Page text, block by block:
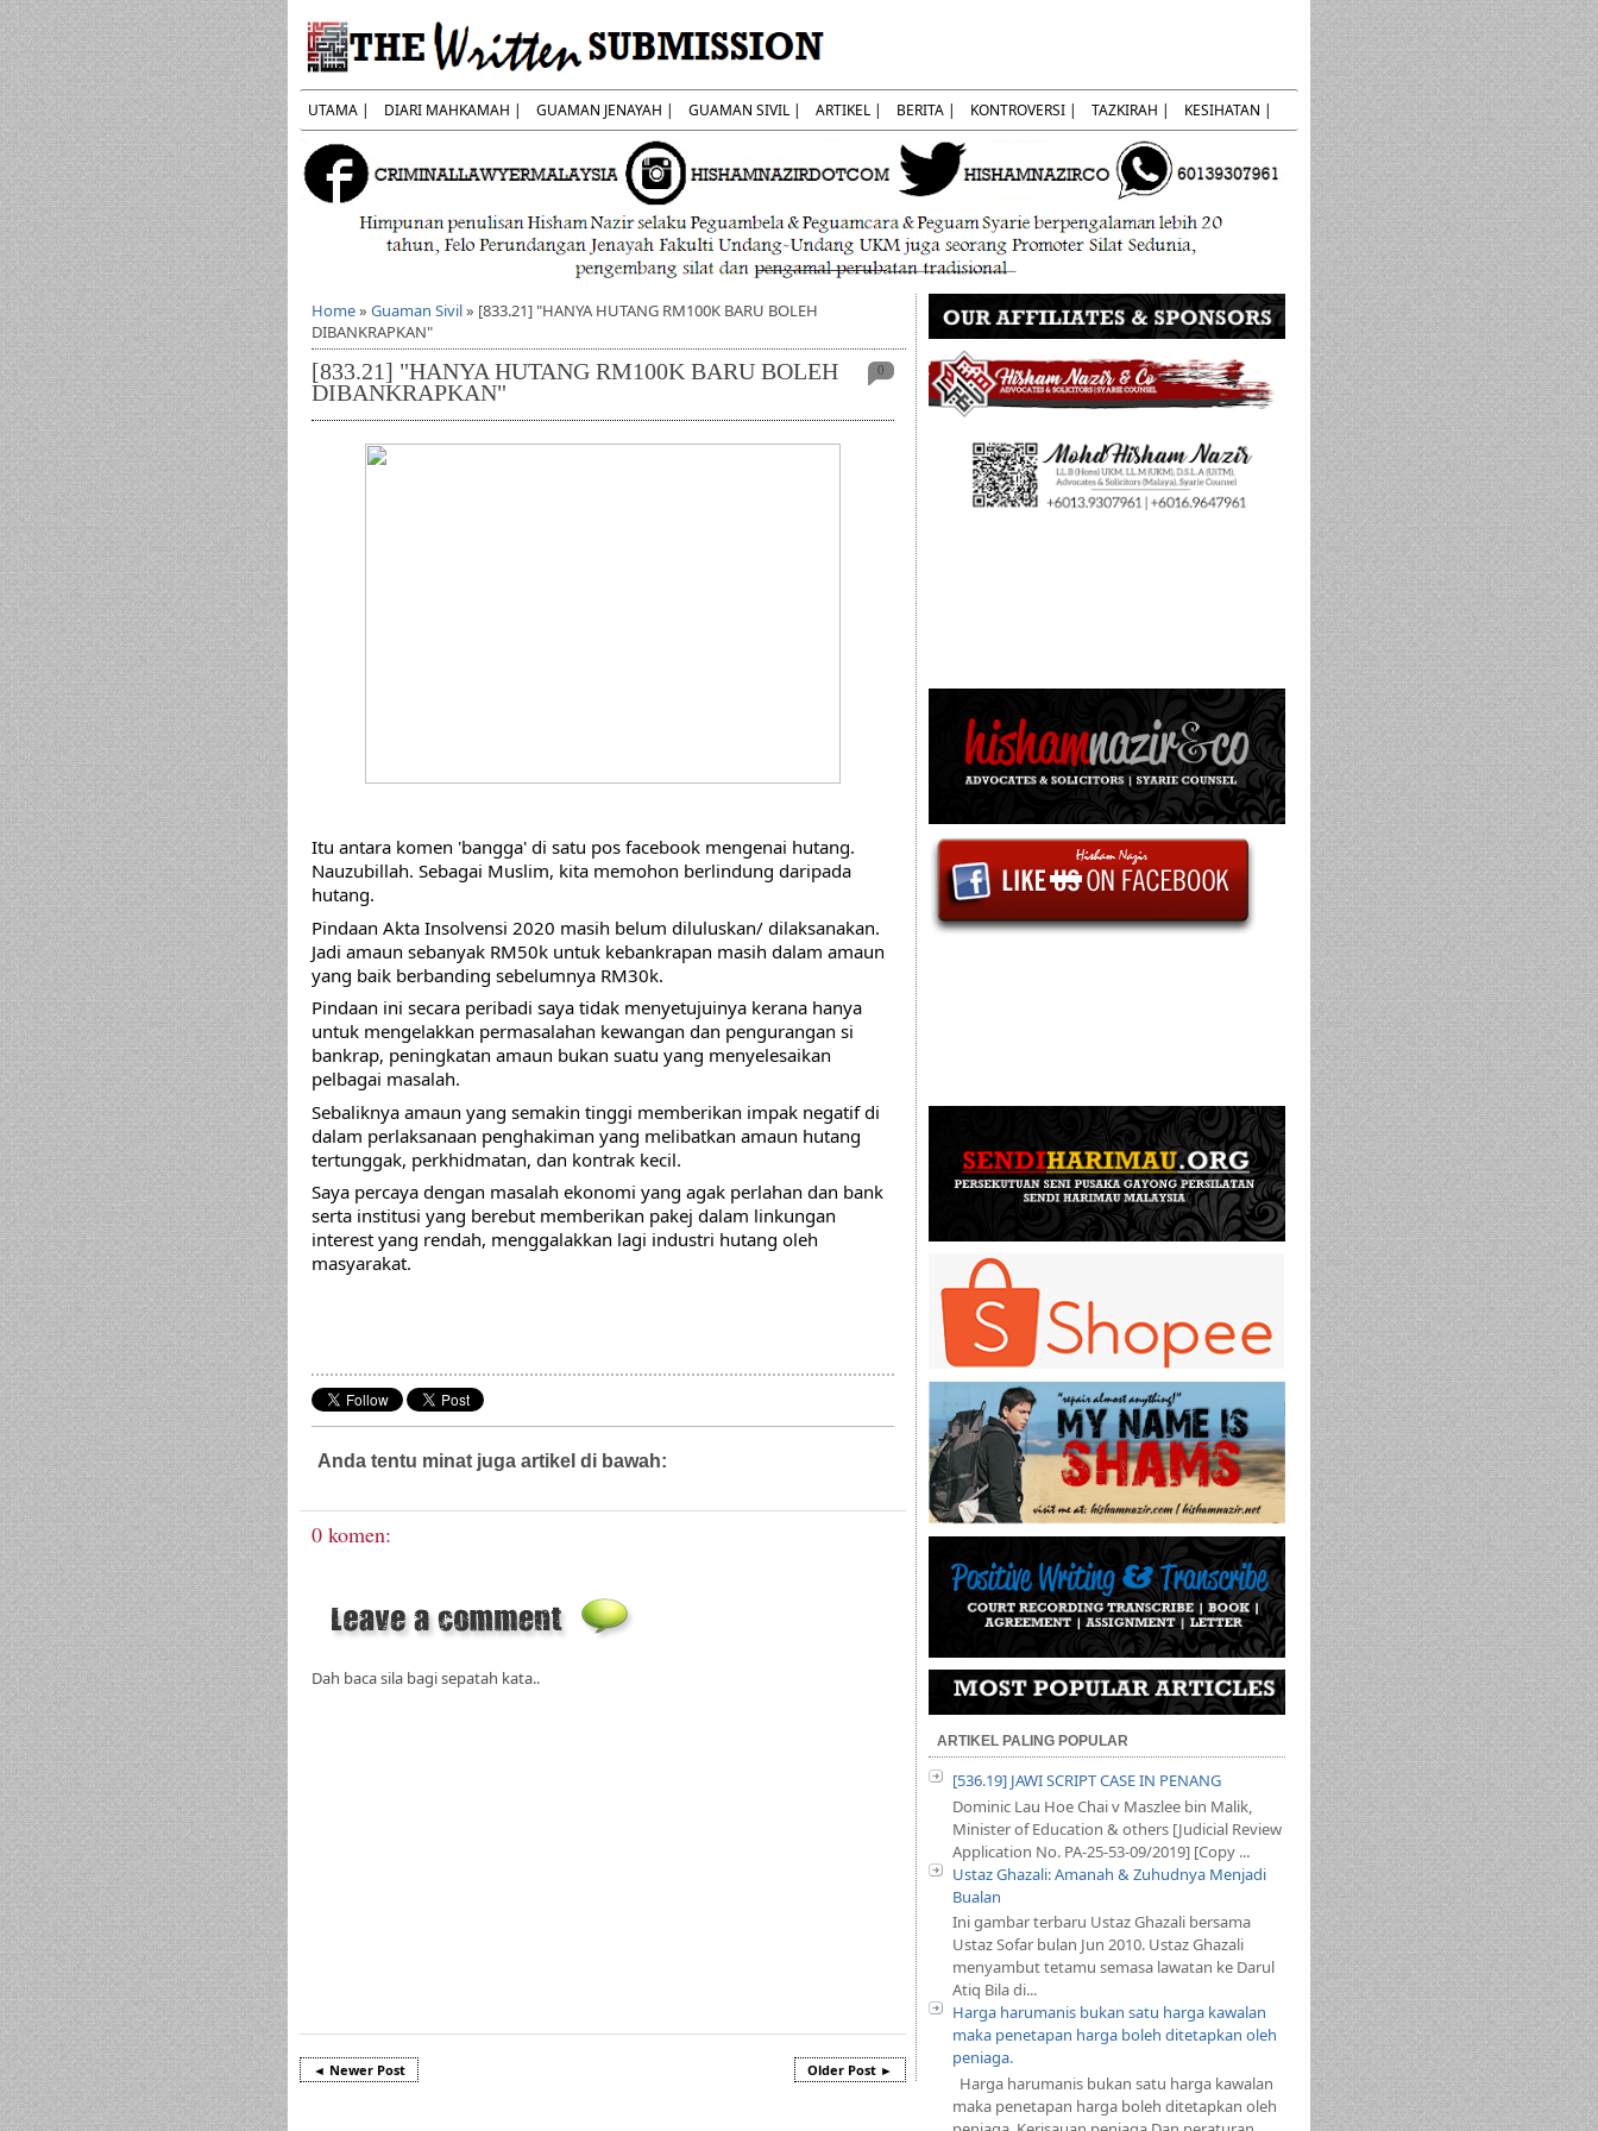
UTAMA | DIARI MAHKAMAH | GUAMAN JENAYAH | GUAMAN SIVIL | ARTIKEL | BERITA | KONTROVERSI | TAZKIRAH | KESIHATAN |
Home» Guaman Sivil» [833.21] "HANYA HUTANG RM100K BARU BOLEH
DIBANKRAPKAN"
0
[833.21] "HANYA HUTANG RM100K BARU BOLEH
DIBANKRAPKAN"
Itu antara komen 'bangga' di satu pos facebook mengenai hutang.
Nauzubillah. Sebagai Muslim, kita memohon berlindung daripada
hutang.
Pindaan Akta Insolvensi 2020 masih belum diluluskan/ dilaksanakan.
Jadi amaun sebanyak RM50k untuk kebankrapan masih dalam amaun
yang baik berbanding sebelumnya RM30k.
Pindaan ini secara peribadi saya tidak menyetujuinya kerana hanya
untuk mengelakkan permasalahan kewangan dan pengurangan si
bankrap, peningkatan amaun bukan suatu yang menyelesaikan
pelbagai masalah.
Sebaliknya amaun yang semakin tinggi memberikan impak negatif di
dalam perlaksanaan penghakiman yang melibatkan amaun hutang
tertunggak, perkhidmatan, dan kontrak kecil.
Saya percaya dengan masalah ekonomi yang agak perlahan dan bank
serta institusi yang berebut memberikan pakej dalam linkungan
interest yang rendah, menggalakkan lagi industri hutang oleh
masyarakat.
Anda tentu minat juga artikel di bawah:
0 komen:
Dah baca sila bagi sepatah kata..
◄ Newer Post Older Post ►
ARTIKEL PALING POPULAR
[536.19] JAWI SCRIPT CASE IN PENANG
Dominic Lau Hoe Chai v Maszlee bin Malik,
Minister of Education & others [Judicial Review
Application No. PA-25-53-09/2019] [Copy ...
Ustaz Ghazali: Amanah & Zuhudnya Menjadi
Bualan
Ini gambar terbaru Ustaz Ghazali bersama
Ustaz Sofar bulan Jun 2010. Ustaz Ghazali
menyambut tetamu semasa lawatan ke Darul
Atiq Bila di...
Harga harumanis bukan satu harga kawalan
maka penetapan harga boleh ditetapkan oleh
peniaga.
Harga harumanis bukan satu harga kawalan
maka penetapan harga boleh ditetapkan oleh